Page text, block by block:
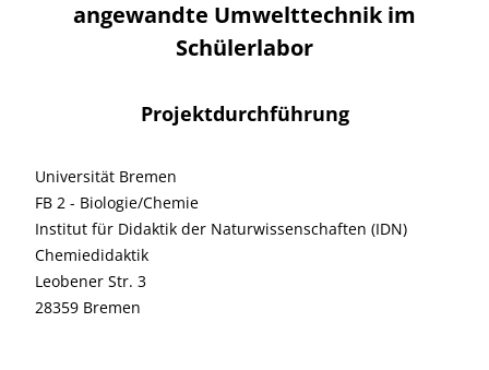
angewandte Umwelttechnik im
Schülerlabor
Projektdurchführung
Universität Bremen
FB 2 - Biologie/Chemie
Institut für Didaktik der Naturwissenschaften (IDN)
Chemiedidaktik
Leobener Str. 3
28359 Bremen